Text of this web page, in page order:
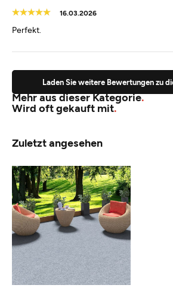
16.03.2026
Perfekt.
Laden Sie weitere Bewertungen zu
Mehr aus dieser Kategorie
Wird oft gekauft mit
Zuletzt angesehen